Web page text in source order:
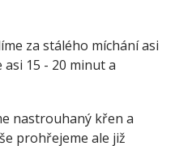
za stálého míchání asi
asi 15 - 20 minut a
nastrouhaný křen a
prohřejeme ale již